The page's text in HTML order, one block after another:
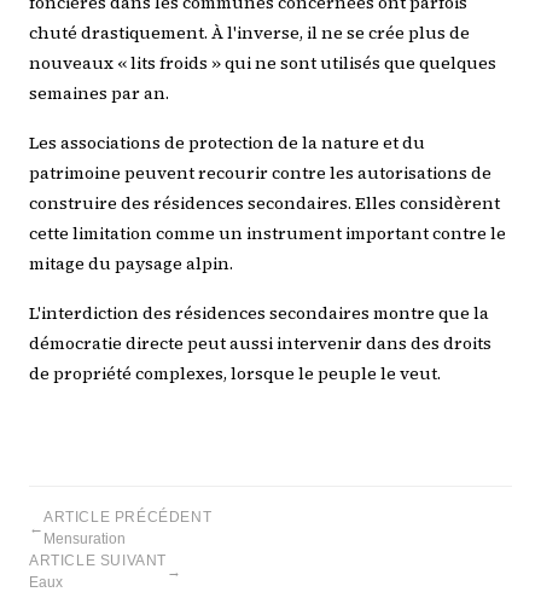
chuté drastiquement. À l'inverse, il ne se crée plus de
nouveaux « lits froids » qui ne sont utilisés que quelques
semaines par an.
Les associations de protection de la nature et du
patrimoine peuvent recourir contre les autorisations de
construire des résidences secondaires. Elles considèrent
cette limitation comme un instrument important contre le
mitage du paysage alpin.
L'interdiction des résidences secondaires montre que la
démocratie directe peut aussi intervenir dans des droits
de propriété complexes, lorsque le peuple le veut.
←
ARTICLE PRÉCÉDENT
Mensuration
ARTICLE SUIVANT
Eaux
→